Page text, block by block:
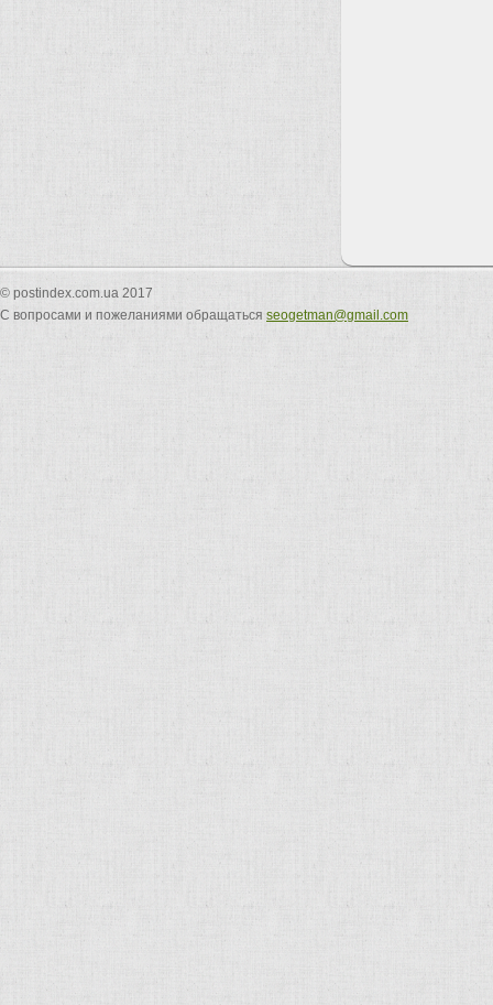
© postindex.com.ua 2017
С вопросами и пожеланиями обращаться seogetman@gmail.com